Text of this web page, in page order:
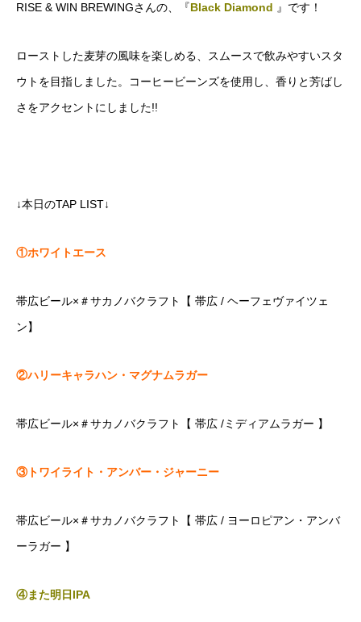
RISE & WIN BREWINGさんの、『Black Diamond 』です！
ローストした麦芽の風味を楽しめる、スムースで飲みやすいスタ
ウトを目指しました。コーヒービーンズを使用し、香りと芳ばし
さをアクセントにしました!!
↓本日のTAP LIST↓
①ホワイトエース
帯広ビール×＃サカノバクラフト【 帯広 / ヘーフェヴァイツェ
ン】
②ハリーキャラハン・マグナムラガー
帯広ビール×＃サカノバクラフト【 帯広 /ミディアムラガー 】
③トワイライト・アンバー・ジャーニー
帯広ビール×＃サカノバクラフト【 帯広 / ヨーロピアン・アンバ
ーラガー 】
④また明日IPA